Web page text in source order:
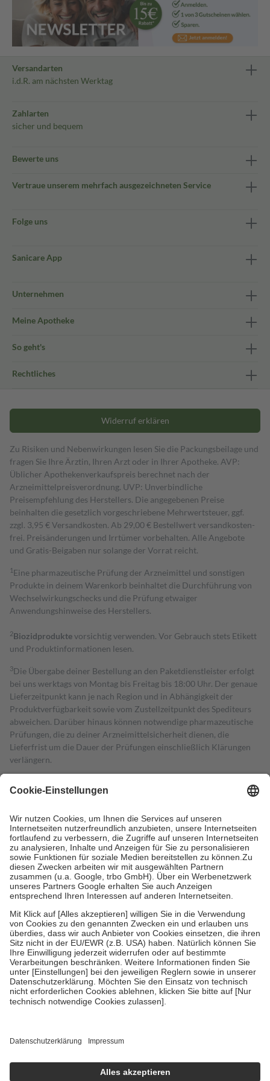
Versandarten
i.d.R. am nächsten Werktag
Zahlarten
sicher und bequem
Bewerte uns
Vertraue unserem mehrfach ausgezeichneten Service
Folge uns
Sanicare App
Unternehmen
Meine Apotheke
So geht's
Rechtliches
Widerruf erklären
Zu Risiken und Nebenwirkungen lesen Sie die Packungsbeilage und
fragen Sie Ihre Ärztin, Ihren Arzt oder in Ihrer Apotheke. AVP:
Üblicher Apothekenverkaufspreis berechnet nach der
Arzneimittelpreisverordnung. UVP: Unverbindliche
Preisempfehlung des Herstellers. Die angegebenen Preise
beinhalten die gesetzlich vorgeschriebene Mehrwertsteuer, ggf.
zzgl. 3,95 € Versandkosten. Ab 29,00 € Bestell­wert versand­kosten­
frei. Preisänderungen und Irrtümer vorbehalten. Alle Angebote
und Gratis-Beigaben nur solange der Vorrat reicht.
1 Eine pharmazeutische Prüfung der Arzneimittel und sonstigen
Produkte in deinem Warenkorb beinhaltet die Durchführung von
Wechselwirkungschecks und die Prüfung etwaiger
Anwendungshinweise des Herstellers.
2Biozidproduktevorsichtig verwenden. Vor Gebrauch stets Etikett
und Produktinformationen lesen.
3Die Übergabe deiner Bestellung an den Paketdienstleister erfolgt
bei uns werktags von Montag bis Freitag bis 18:00 Uhr. Der genaue
Lieferzeitpunkt kann je nach Region und in Abhängigkeit der
Produktverfügbarkeit sowie vom Zustellzeitpunkt des Spediteurs
abweichen. Darüber hinaus können notwendige pharmazeutische
Prüfungen, die zu deiner Arzneimittelsicherheit dienen, die
Lieferfrist um die Dauer der Prüfungen einschließlich Klärungen
verlängern.
Rezept aus und der Patient erhält sie in der Apotheke. Die
Kosten dafür, der Versicherte trägt einen Teil davon als Zuzahlung
mit.
Grundsätzlich leisten Mitglieder Zuzahlungen in Höhe von zehn
Prozent des Abgabepreises,mindestensjedochfünf Euround
höchstens zehn Euro.Es sind jedoch nie mehr als die tatsächlichen
Kosten der Leistung zu entrichten.
Diese Regeln gelten grundsätzlich auch für Online-Apotheken.
Bei Heilmitteln und häuslicher Krankenpflege beträgt die
Zuzahlung zehn Prozent der Kosten sowie zehn Euro je
Verordnung.
Um das Engagement der Versicherten für ihre eigene Gesundheit zu
stärken und die besondere Stellung der Familie zu unterstützen,
fallen keine Zuzahlungen an bei:
• Kindern und Jugendlichen bis zum vollendeten 18. Lebensjahr
mit Ausnahme der Fahrkosten
• Harn- und Blutteststreifen
Wir nutzen Trusted Shops als unabhängigen Dienstleister für die